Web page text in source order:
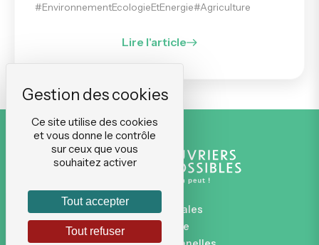
#EnvironnementEcologieEtEnergie#Agriculture
Lire l'article
Mentions légales
Plan du site
Ce site utilise des cookies
et vous donne le contrôle
sur ceux que vous
souhaitez activer
Tout accepter
Tout refuser